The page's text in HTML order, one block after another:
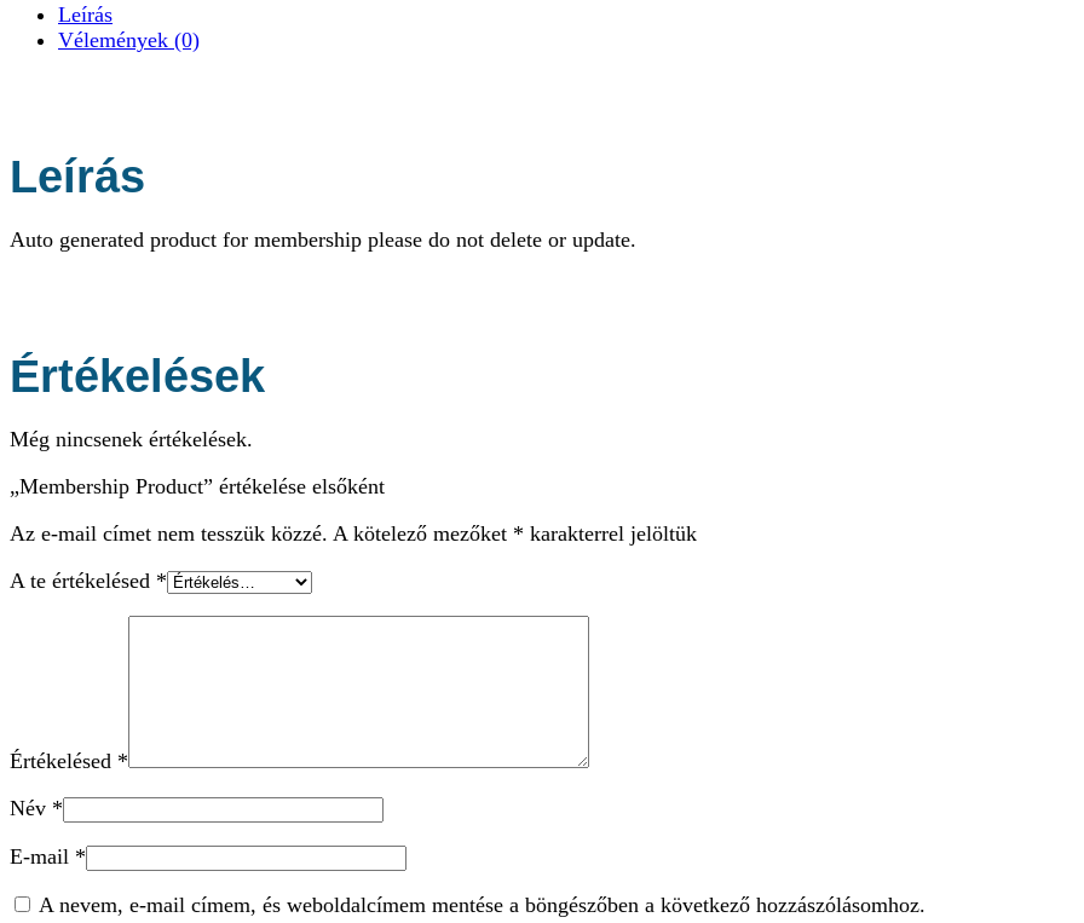
Leírás
Vélemények (0)
Leírás
Auto generated product for membership please do not delete or update.
Értékelések
Még nincsenek értékelések.
„Membership Product” értékelése elsőként
Az e-mail címet nem tesszük közzé. A kötelező mezőket * karakterrel jelöltük
A te értékelésed *
Értékelésed *
Név *
E-mail *
A nevem, e-mail címem, és weboldalcímem mentése a böngészőben a következő hozzászólásomhoz.